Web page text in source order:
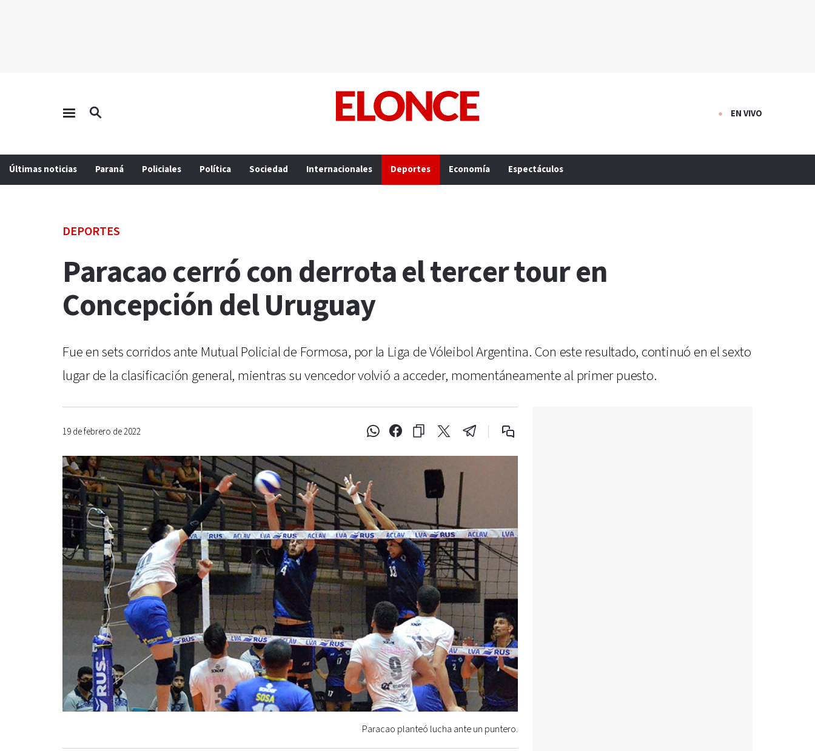
EN VIVO
Últimas noticias Paraná Policiales Política Sociedad Internacionales Deportes Economía Espectáculos
DEPORTES
Paracao cerró con derrota el tercer tour en
Concepción del Uruguay
Fue en sets corridos ante Mutual Policial de Formosa, por la Liga de Vóleibol Argentina. Con este resultado, continuó en el sexto
lugar de la clasificación general, mientras su vencedor volvió a acceder, momentáneamente al primer puesto.
19 de febrero de 2022
Paracao planteó lucha ante un puntero.